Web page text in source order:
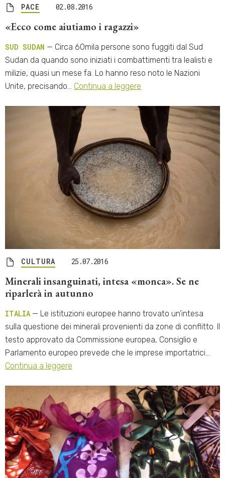
PACE 02.08.2016
«Ecco come aiutiamo i ragazzi»
SUD SUDAN — Circa 60mila persone sono fuggiti dal Sud
Sudan da quando sono iniziati i combattimenti tra lealisti e
milizie, quasi un mese fa. Lo hanno reso noto le Nazioni
Unite, precisando… Continua a leggere
CULTURA 25.07.2016
Minerali insanguinati, intesa «monca». Se ne
riparlerà in autunno
ITALIA — Le istituzioni europee hanno trovato un’intesa
sulla questione dei minerali provenienti da zone di conflitto. Il
testo approvato da Commissione europea, Consiglio e
Parlamento europeo prevede che le imprese importatrici…
Continua a leggere